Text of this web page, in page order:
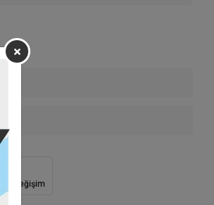
ve Değişim